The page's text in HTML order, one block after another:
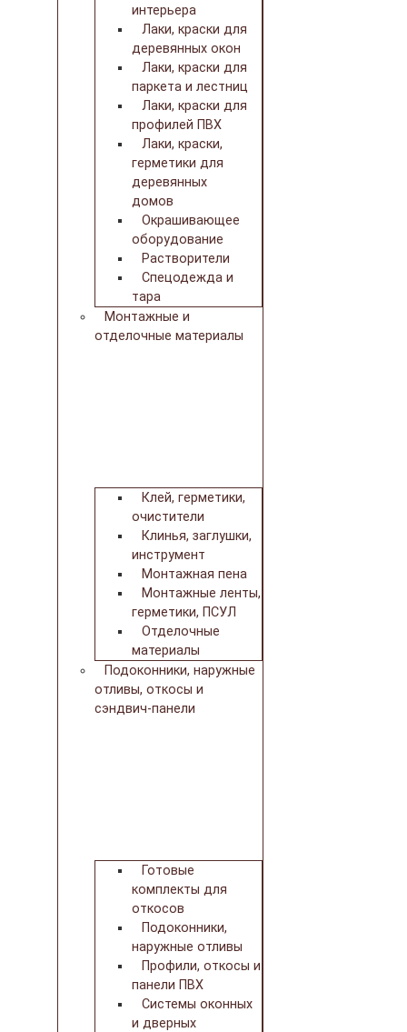
интерьера
Лаки, краски для
деревянных окон
Лаки, краски для
паркета и лестниц
Лаки, краски для
профилей ПВХ
Лаки, краски,
герметики для
деревянных
домов
Окрашивающее
оборудование
Растворители
Спецодежда и
тара
Монтажные и
отделочные материалы
Клей, герметики,
очистители
Клинья, заглушки,
инструмент
Монтажная пена
Монтажные ленты,
герметики, ПСУЛ
Отделочные
материалы
Подоконники, наружные
отливы, откосы и
сэндвич-панели
Готовые
комплекты для
откосов
Подоконники,
наружные отливы
Профили, откосы и
панели ПВХ
Системы оконных
и дверных